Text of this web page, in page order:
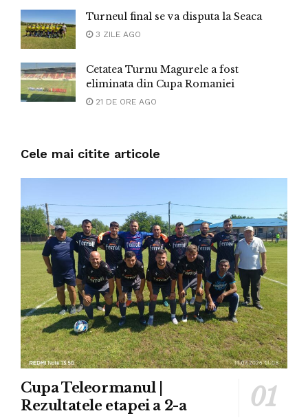
Turneul final se va disputa la Seaca
3 ZILE AGO
Cetatea Turnu Magurele a fost
eliminata din Cupa Romaniei
21 DE ORE AGO
Cele mai citite articole
Cupa Teleormanul |
Rezultatele etapei a 2-a